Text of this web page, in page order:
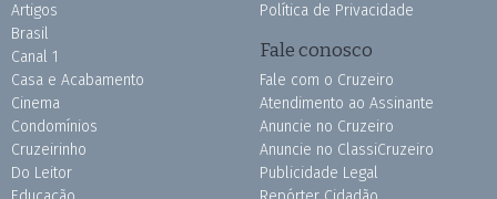
Artigos
Brasil
Canal 1
Casa e Acabamento
Cinema
Condomínios
Cruzeirinho
Do Leitor
Política de Privacidade
Fale conosco
Fale com o Cruzeiro
Atendimento ao Assinante
Anuncie no Cruzeiro
Anuncie no ClassiCruzeiro
Publicidade Legal